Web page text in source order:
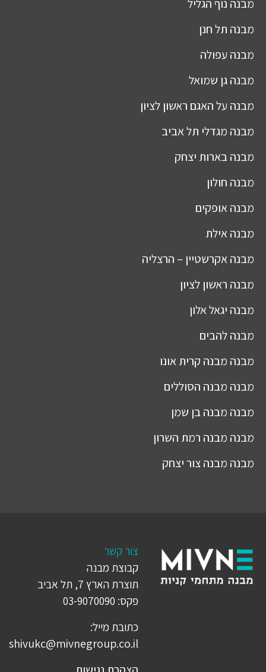
מבנה נוף הגליל
מבנה תל חנן
מבנה עפולה
מבנהגן שמואל
מבנה על האגם ראשון לציון
מבנה מגדלי תל אביב
מבנהבארות יצחק
מבנה חולון
מבנהאופקים
מבנהאילת
מבנהאקרשטיין – הרצליה
מבנה ראשון לציון
מבנה יגאל אלון
מבנהלהבים
מבנה מבנה קרית אונו
מבנה מבנה הסוללים
מבנה מבנה בן שמן
מבנה מבנה רמת השרון
מבנה מבנה צור יצחק
צור קשר
קבוצת מבנה
תוצרת הארץ 7, תל אביב
פקס: 03-9070090
כתובת מייל:
shivukc@mivnegroup.co.il